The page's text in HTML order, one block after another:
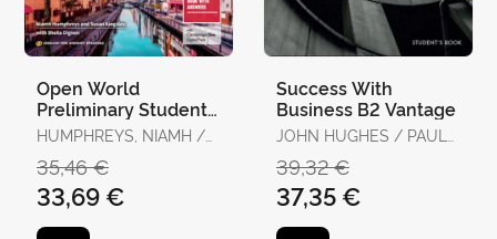
Open World
Preliminary Student's
Book With Answers
With Digital Pack
HUMPHREYS, NIAMH /
DIGNEN, SHEILA
35,46 €
33,69 €
Success With
Business B2 Vantage
JOHN HUGHES / PAUL
PEDRETTI / HELEN
STEPHENSON / ROLF
COOK
39,32 €
37,35 €